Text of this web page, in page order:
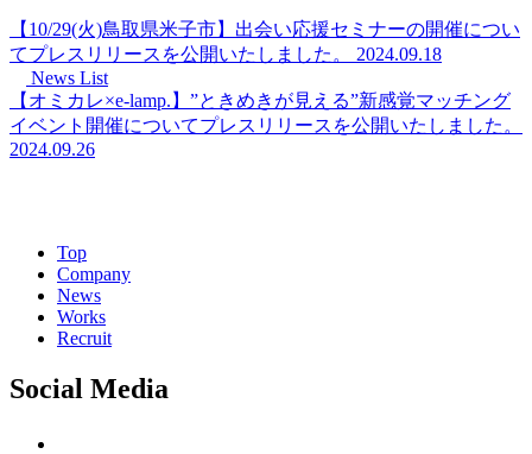
【10/29(火)鳥取県米子市】出会い応援セミナーの開催につい
てプレスリリースを公開いたしました。
2024.09.18
News List
【オミカレ×e-lamp.】”ときめきが見える”新感覚マッチング
イベント開催についてプレスリリースを公開いたしました。
2024.09.26
Top
Company
News
Works
Recruit
Social Media